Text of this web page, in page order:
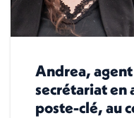
Andrea, agent
secrétariat en
poste-clé, au